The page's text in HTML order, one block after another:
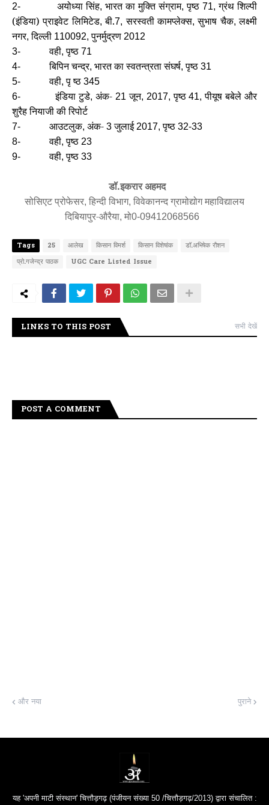
2- अयोध्या सिंह, भारत का मुक्ति संग्राम,पृष्ठ 71,ग्रंथ शिल्पी
(इंडिया) प्राइवेट लिमिटेड,बी.7,सरस्वती कामप्लेक्स,सुभाष चैक,लक्ष्मी
नगर,दिल्ली 110092,पुनर्मुद्रण 2012
3-वही,पृष्ठ 71
4-बिपिन चन्द्र, भारत का स्वतन्त्रता संघर्ष,पृष्ठ 31
5-वही,पृ ष्ठ 345
6-इंडिया टुडे,अंक- 21 जून, 2017,पृष्ठ41,पीयूष बबेले और
शुरैह नियाजी की रिपोर्ट
7- आउटलुक, अंक- 3जुलाई 2017,पृष्ठ 32-33
8-वही,पृष्ठ 23
9-वही,पृष्ठ 33
डॉ.इकरार अहमद
सोसिएट प्रोफेसर, हिन्दी विभाग, विवेकानन्द ग्रामोद्योग महाविद्यालय
दिबियापुर-औरैया, मो0-09412068566
Tags 25 आलेख किसान विमर्श किसान विशेषांक
डॉ.अभिषेक रौशन
प्रो.गजेन्द्र पाठक
UGC Care Listed Issue
LINKS TO THIS POST सभी देखें
POST A COMMENT
और नया पुराने
यह 'अपनी माटी संस्थान' चित्तौड़गढ़ (पंजीयन संख्या 50 /चित्तौड़गढ़/2013) द्वारा संचालित :